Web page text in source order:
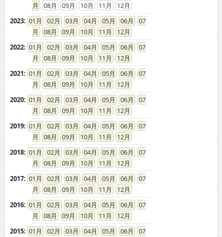
08
09 10 11
12
2023: 01 02 03 04 05 06
07
08
09 10 11
12
2022: 01 02 03 04 05 06
07
08
09 10 11
12
2021: 01 02 03 04 05 06
07
08
09 10 11
12
2020: 01 02 03 04 05 06
07
08
09 10 11
12
2019: 01 02 03 04 05 06
07
08
09 10 11
12
2018: 01 02 03 04 05 06
07
08
09 10 11
12
2017: 01 02 03 04 05 06
07
08
09 10 11
12
2016: 01 02 03 04 05 06
07
08
09 10 11
12
2015: 01 02 03 04 05 06
07